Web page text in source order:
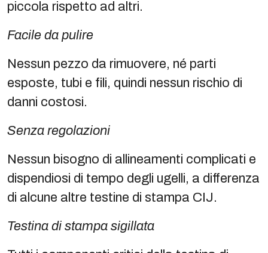
piccola rispetto ad altri.
Facile da pulire
Nessun pezzo da rimuovere, né parti
esposte, tubi e fili, quindi nessun rischio di
danni costosi.
Senza regolazioni
Nessun bisogno di allineamenti complicati e
dispendiosi di tempo degli ugelli, a differenza
di alcune altre testine di stampa CIJ.
Testina di stampa sigillata